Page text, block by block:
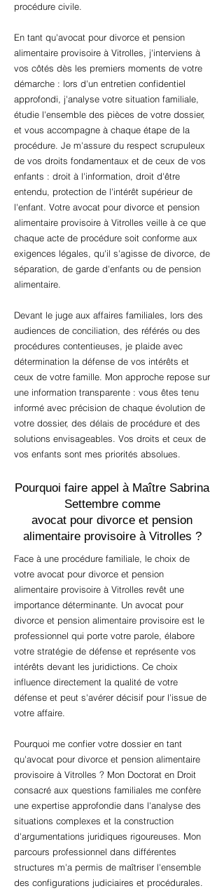
procédure civile.
En tant qu'avocat pour divorce et pension
alimentaire provisoire à Vitrolles, j'interviens à
vos côtés dès les premiers moments de votre
démarche : lors d'un entretien confidentiel
approfondi, j'analyse votre situation familiale,
étudie l'ensemble des pièces de votre dossier,
et vous accompagne à chaque étape de la
procédure. Je m'assure du respect scrupuleux
de vos droits fondamentaux et de ceux de vos
enfants : droit à l'information, droit d'être
entendu, protection de l'intérêt supérieur de
l'enfant. Votre avocat pour divorce et pension
alimentaire provisoire à Vitrolles veille à ce que
chaque acte de procédure soit conforme aux
exigences légales, qu'il s'agisse de divorce, de
séparation, de garde d'enfants ou de pension
alimentaire.
Devant le juge aux affaires familiales, lors des
audiences de conciliation, des référés ou des
procédures contentieuses, je plaide avec
détermination la défense de vos intérêts et
ceux de votre famille. Mon approche repose sur
une information transparente : vous êtes tenu
informé avec précision de chaque évolution de
votre dossier, des délais de procédure et des
solutions envisageables. Vos droits et ceux de
vos enfants sont mes priorités absolues.
Pourquoi faire appel à Maître Sabrina
Settembre comme
avocat pour divorce et pension
alimentaire provisoire à Vitrolles ?
Face à une procédure familiale, le choix de
votre avocat pour divorce et pension
alimentaire provisoire à Vitrolles revêt une
importance déterminante. Un avocat pour
divorce et pension alimentaire provisoire est le
professionnel qui porte votre parole, élabore
votre stratégie de défense et représente vos
intérêts devant les juridictions. Ce choix
influence directement la qualité de votre
défense et peut s'avérer décisif pour l'issue de
votre affaire.
Pourquoi me confier votre dossier en tant
qu'avocat pour divorce et pension alimentaire
provisoire à Vitrolles ? Mon Doctorat en Droit
consacré aux questions familiales me confère
une expertise approfondie dans l'analyse des
situations complexes et la construction
d'argumentations juridiques rigoureuses. Mon
parcours professionnel dans différentes
structures m'a permis de maîtriser l'ensemble
des configurations judiciaires et procédurales.